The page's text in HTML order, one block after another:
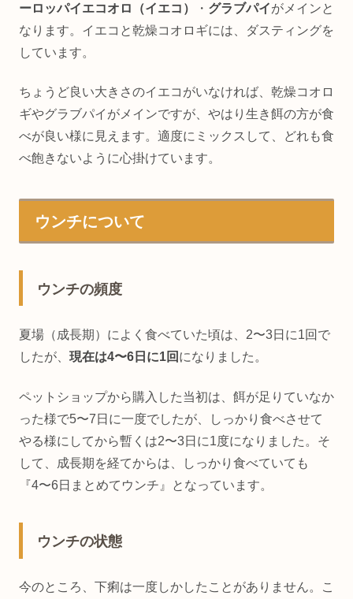
ーロッパイエコオロ（イエコ）
・ グラブパイがメインと
なります。イエコと乾燥コオロギには、ダスティングを
しています。
ちょうど良い大きさのイエコがいなければ、乾燥コオロ
ギやグラブパイがメインですが、やはり生き餌の方が食
べが良い様に見えます。適度にミックスして、どれも食
べ飽きないように心掛けています。
ウンチについて
ウンチの頻度
夏場（成長期）によく食べていた頃は、2〜3日に1回で
したが、 現在は4〜6日に1回 になりました。
ペットショップから購入した当初は、餌が足りていなか
った様で5〜7日に一度でしたが、しっかり食べさせて
やる様にしてから暫くは2〜3日に1度になりました。そ
して、成長期を経てからは、しっかり食べていても
『4〜6日まとめてウンチ』となっています。
ウンチの状態
今のところ、下痢は一度しかしたことがありません。こ